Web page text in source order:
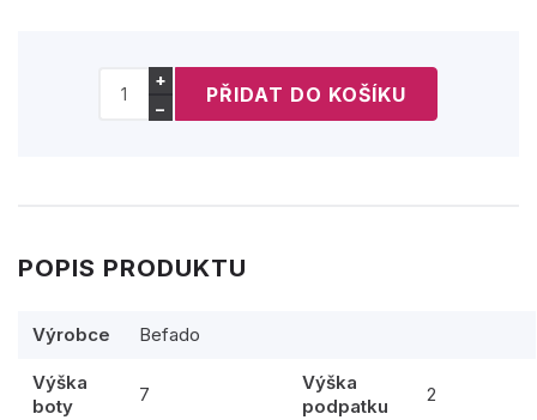
+
−
POPIS PRODUKTU
Výrobce Befado
Výška
boty
7
Výška
podpatku
2